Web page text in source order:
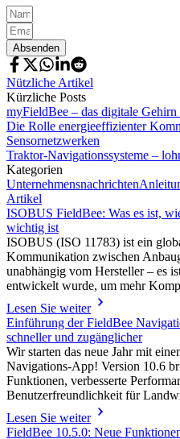
Absenden
Nützliche Artikel
Kürzliche Posts
myFieldBee – das digitale Gehirn
Die Rolle energieeffizienter
Sensornetzwerken
Traktor-Navigationssysteme –
Kategorien
Unternehmensnachrichten
Artikel
ISOBUS FieldBee: Was es ist,
wichtig ist
ISOBUS (ISO 11783) ist ein
Kommunikation zwischen
unabhängig vom Hersteller – es
entwickelt wurde, um mehr
Lesen Sie weiter
Einführung der FieldBee
schneller und zugänglicher
Wir starten das neue Jahr mit
Navigations-App! Version 10.6
Funktionen, verbesserte
Benutzerfreundlichkeit für
Lesen Sie weiter
FieldBee 10.5.0: Neue